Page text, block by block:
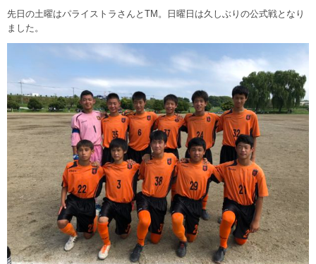
先日の土曜はパライストラさんとTM。日曜日は久しぶりの公式戦となり
ました。